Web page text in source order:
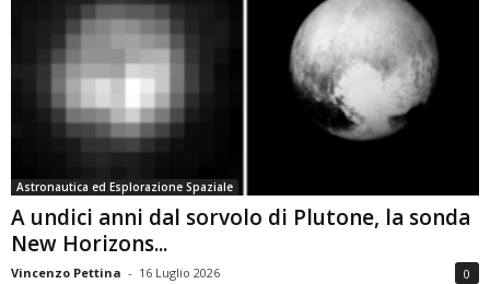
Astronautica ed Esplorazione Spaziale
A undici anni dal sorvolo di Plutone, la sonda
New Horizons...
Vincenzo Pettina - 16 Luglio 2026 0